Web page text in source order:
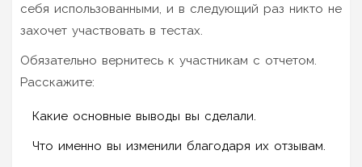
себя использованными, и в следующий раз никто не
захочет участвовать в тестах.
Обязательно вернитесь к участникам с отчетом.
Расскажите:
Какие основные выводы вы сделали.
Что именно вы изменили благодаря их отзывам.